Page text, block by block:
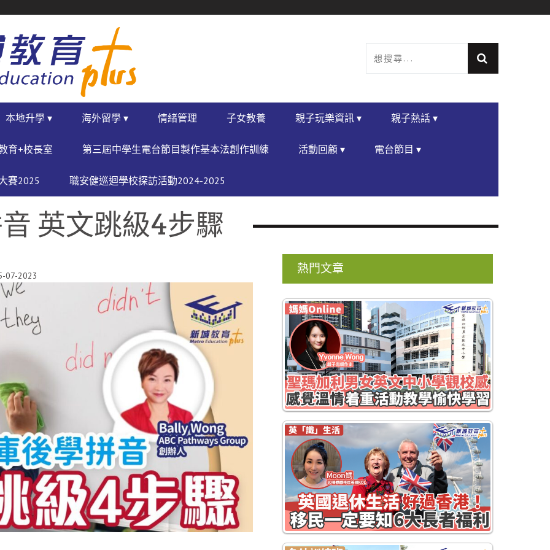
本地升學 ▾ 海外留學 ▾ 情緒管理 子女教養 親子玩樂資訊 ▾ 親子熱話 ▾
育+校長室 第三屆中學生電台節目製作基本法創作訓練 活動回顧 ▾ 電台節目 ▾
賽2025 職安健巡迴學校探訪活動2024-2025
英文跳級4步驟
07-2023
熱門文章